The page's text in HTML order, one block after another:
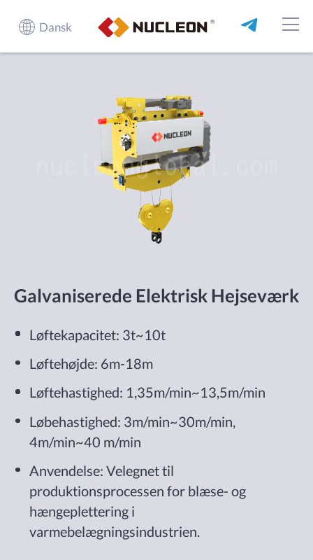
Dansk
Galvaniserede Elektrisk Hejseværk
Løftekapacitet: 3t~10t
Løftehøjde: 6m-18m
Løftehastighed: 1,35m/min~13,5m/min
Løbehastighed: 3m/min~30m/min,
4m/min~40 m/min
Anvendelse: Velegnet til
produktionsprocessen for blæse- og
hængeplettering i
varmebelægningsindustrien.